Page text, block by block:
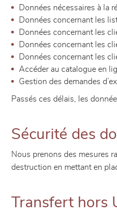
Données nécessaires à la
Données concernant les
Données concernant les
Données concernant les
Données concernant les
Accéder au catalogue en
Gestion des demandes
Passés ces délais, les
Sécurité des
Nous prenons des mesures
destruction en mettant en
Transfert hors